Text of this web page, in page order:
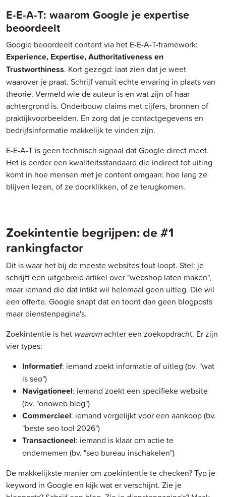
E-E-A-T: waarom Google je expertise
beoordeelt
Google beoordeelt content via het E-E-A-T-framework:
Experience, Expertise, Authoritativeness en
Trustworthiness. Kort gezegd: laat zien dat je weet
waarover je praat. Schrijf vanuit echte ervaring in plaats van
theorie. Vermeld wie de auteur is en wat zijn of haar
achtergrond is. Onderbouw claims met cijfers, bronnen of
praktijkvoorbeelden. En zorg dat je contactgegevens en
bedrijfsinformatie makkelijk te vinden zijn.
E-E-A-T is geen technisch signaal dat Google direct meet.
Het is eerder een kwaliteitsstandaard die indirect tot uiting
komt in hoe mensen met je content omgaan: hoe lang ze
blijven lezen, of ze doorklikken, of ze terugkomen.
Zoekintentie begrijpen: de #1
rankingfactor
Dit is waar het bij de meeste websites fout loopt. Stel: je
schrijft een uitgebreid artikel over "webshop laten maken",
maar iemand die dat intikt wil helemaal geen uitleg. Die wil
een offerte. Google snapt dat en toont dan geen blogposts
maar dienstenpagina's.
Zoekintentie is het waaromachter een zoekopdracht. Er zijn
vier types:
Informatief: iemand zoekt informatie of uitleg (bv. "wat
is seo")
Navigationeel: iemand zoekt een specifieke website
(bv. "onoweb blog")
Commercieel: iemand vergelijkt voor een aankoop (bv.
"beste seo tool 2026")
Transactioneel: iemand is klaar om actie te
ondernemen (bv. "seo bureau inschakelen")
De makkelijkste manier om zoekintentie te checken? Typ je
keyword in Google en kijk wat er verschijnt. Zie je